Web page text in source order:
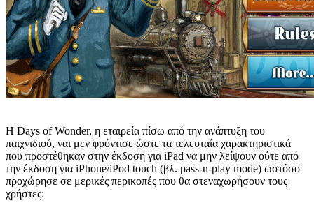
Η Days of Wonder, η εταιρεία πίσω από την ανάπτυξη του
παιχνιδιού, ναι μεν φρόντισε ώστε τα τελευταία χαρακτηριστικά
που προστέθηκαν στην έκδοση για iPad να μην λείψουν ούτε από
την έκδοση για iPhone/iPod touch (βλ. pass-n-play mode) ωστόσο
προχώρησε σε μερικές περικοπές που θα στεναχωρήσουν τους
χρήστες: